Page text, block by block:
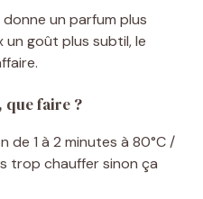
donne un parfum plus
un goût plus subtil, le
que faire ?
de 1 à 2 minutes à 80°C /
trop chauffer sinon ça